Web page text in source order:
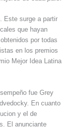
Este surge a partir
que hayan
por todas
en los premios
Mejor Idea Latina
fue Grey
En cuanto
y el de
El anunciante